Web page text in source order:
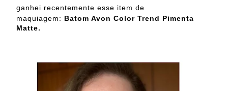
ganhei recentemente esse item de
maquiagem: Batom Avon Color Trend Pimenta
Matte.